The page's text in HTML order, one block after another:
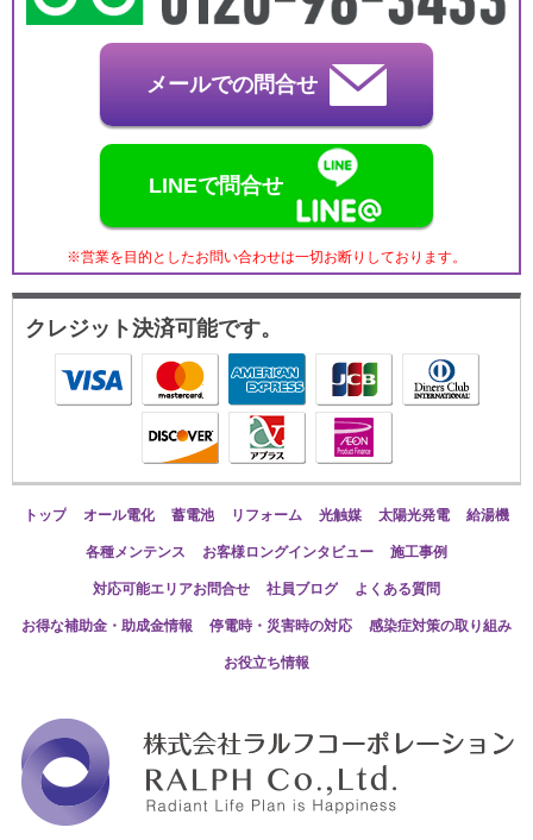
メールでの問合せ
LINEで問合せ
※営業を目的としたお問い合わせは一切お断りしております。
クレジット決済可能です。
トップ オール電化 蓄電池 リフォーム 光触媒 太陽光発電 給湯機
各種メンテンス お客様ロングインタビュー 施工事例
対応可能エリアお問合せ 社員ブログ よくある質問
お得な補助金・助成金情報 停電時・災害時の対応 感染症対策の取り組み
お役立ち情報